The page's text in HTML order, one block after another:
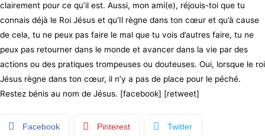
clairement pour ce qu’il est. Aussi, mon ami(e), réjouis-toi que tu
connais déjà le Roi Jésus et qu’Il règne dans ton cœur et qu’à cause
de cela, tu ne peux pas faire le mal que tu vois d’autres faire, tu ne
peux pas retourner dans le monde et avancer dans la vie par des
actions ou des pratiques trompeuses ou douteuses. Oui, lorsque le roi
Jésus règne dans ton cœur, il n’y a pas de place pour le péché.
Restez bénis au nom de Jésus. [facebook] [retweet]
Facebook Pinterest Twitter